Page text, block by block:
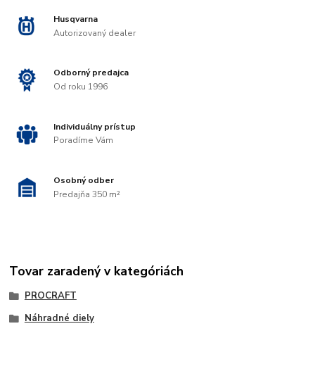
Husqvarna
Autorizovaný dealer
Odborný predajca
Od roku 1996
Individuálny prístup
Poradíme Vám
Osobný odber
Predajňa 350 m²
Tovar zaradený v kategóriách
PROCRAFT
Náhradné diely